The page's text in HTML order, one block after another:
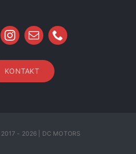
KONTAKT
- 2026 | DC MOTORS